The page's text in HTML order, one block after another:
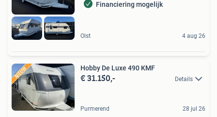
Financiering mogelijk
Olst 4 aug 26
Hobby De Luxe 490 KMF
€ 31.150,- Details
Purmerend 28 jul 26